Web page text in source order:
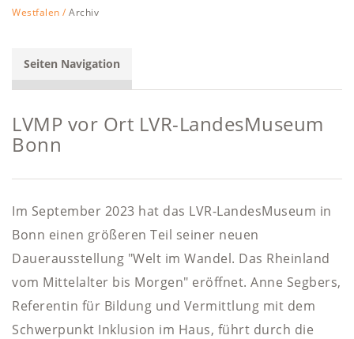
Westfalen / Archiv
Seiten Navigation
LVMP vor Ort LVR-LandesMuseum
Bonn
Im September 2023 hat das LVR-LandesMuseum in
Bonn einen größeren Teil seiner neuen
Dauerausstellung "Welt im Wandel. Das Rheinland
vom Mittelalter bis Morgen" eröffnet. Anne Segbers,
Referentin für Bildung und Vermittlung mit dem
Schwerpunkt Inklusion im Haus, führt durch die